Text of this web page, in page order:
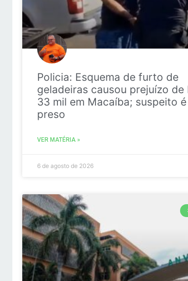
Policia: Esquema de furto de
geladeiras causou prejuízo de
33 mil em Macaíba; suspeito é
preso
VER MATÉRIA »
6 de agosto de 2026